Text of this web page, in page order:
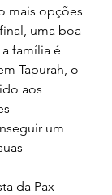
mais opções
uma boa
família é
Tapurah, o
aos
um
da Pax